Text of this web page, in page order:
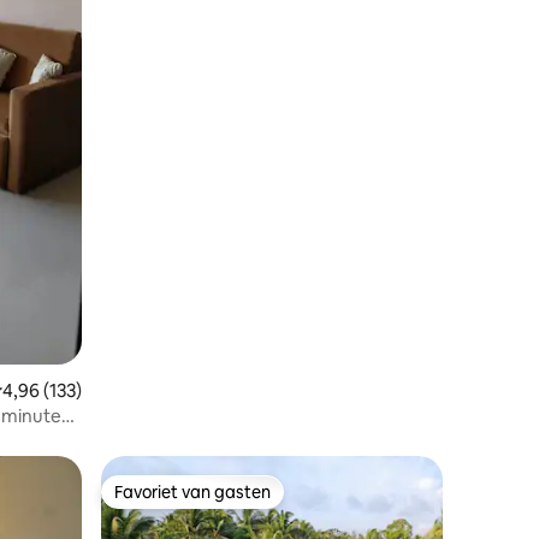
beoordeling van 4,96 op 5, 133 recensies
4,96 (133)
Favoriet van gasten
Favoriet van gasten